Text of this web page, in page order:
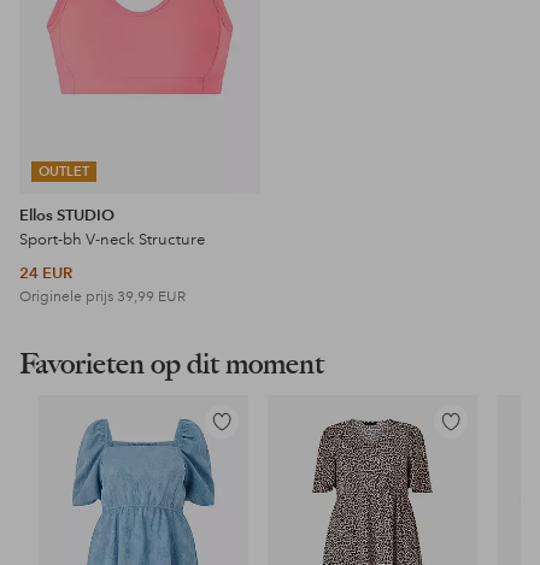
OUTLET
Ellos STUDIO
Sport-bh V-neck Structure
24 EUR
Originele prijs 39,99 EUR
Favorieten op dit moment
Toevoegen
aan
favorieten
Toevoegen